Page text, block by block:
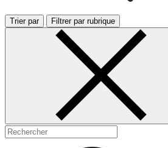
Trier par Filtrer par rubrique